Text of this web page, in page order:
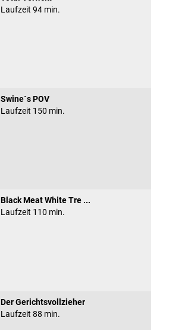
Laufzeit 94 min.
Swine`s POV
Laufzeit 150 min.
Black Meat White Tre ...
Laufzeit 110 min.
Der Gerichtsvollzieher
Laufzeit 88 min.